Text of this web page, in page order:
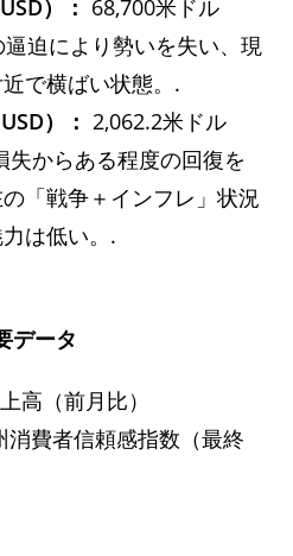
）： 68,700米ドル
逼迫により勢いを失い、現
で横ばい状態。.
）： 2,062.2米ドル
失からある程度の回復を
「戦争＋インフレ」状況
は低い。.
データ
高（前月比）
消費者信頼感指数（最終